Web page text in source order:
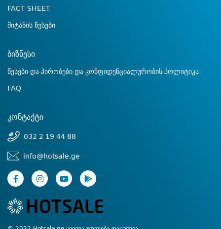
FACT SHEET
მიტანის წესები
ბიზნესი
წესები და პირობები და კონფიდენციალურობის პოლიტიკა
FAQ
კონტაქტი
032 2 19 44 88
info@hotsale.ge